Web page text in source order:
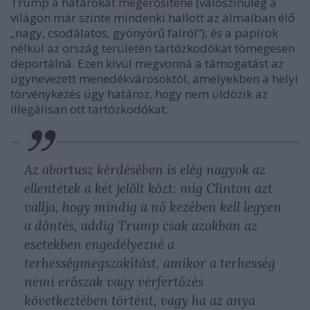
világon már szinte mindenki hallott az álmaiban élő
„nagy, csodálatos, gyönyörű falról”), és a papírok
nélkül az ország területén tartózkodókat tömegesen
deportálná. Ezen kívül megvonná a támogatást az
úgynevezett menedékvárosoktól, amelyekben a helyi
törvénykezés úgy határoz, hogy nem üldözik az
illegálisan ott tartózkodókat.
Az abortusz kérdésében is elég nagyok az
ellentétek a két jelölt közt: míg Clinton azt
vallja, hogy mindig a nő kezében kell legyen
a döntés, addig Trump csak azokban az
esetekben engedélyezné a
terhességmegszakítást, amikor a terhesség
nemi erőszak vagy vérfertőzés
következtében történt, vagy ha az anya